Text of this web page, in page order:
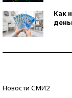
Как
Новости СМИ2